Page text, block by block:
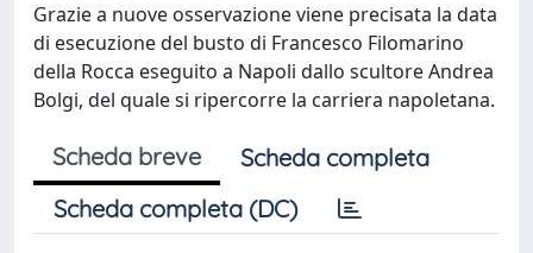
Grazie a nuove osservazione viene precisata la data
di esecuzione del busto di Francesco Filomarino
della Rocca eseguito a Napoli dallo scultore Andrea
Bolgi, del quale si ripercorre la carriera napoletana.
Scheda breve
Scheda completa
Scheda completa (DC)